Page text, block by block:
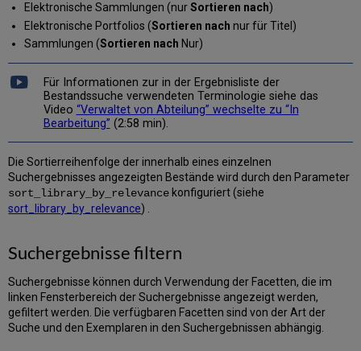
Elektronische Sammlungen (nurSortieren nach)
Elektronische Portfolios (Sortieren nach nur für Titel)
Sammlungen (Sortieren nach Nur)
Für Informationen zur in der Ergebnisliste der
Bestandssuche verwendeten Terminologie siehe das
Video “Verwaltet von Abteilung” wechselte zu “In
Bearbeitung” (2:58 min).
Die Sortierreihenfolge der innerhalb eines einzelnen
Suchergebnisses angezeigten Bestände wird durch den Parameter
sort_library_by_relevance konfiguriert (siehe
sort_library_by_relevance) .
Suchergebnisse filtern
Suchergebnisse können durch Verwendung der Facetten, die im
linken Fensterbereich der Suchergebnisse angezeigt werden,
gefiltert werden. Die verfügbaren Facetten sind von der Art der
Suche und den Exemplaren in den Suchergebnissen abhängig.